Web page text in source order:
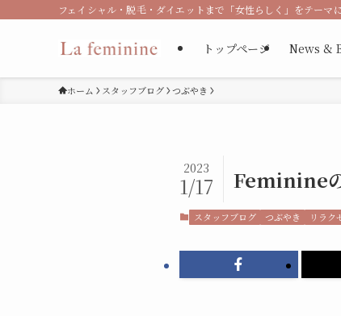
フェイシャル・脱毛・ダイエットまで「女性らしく」をテー
トップページ News &
ホーム スタッフブログ つぶやき
Feminine
2023
1/17
スタッフブログ つぶやき リラク